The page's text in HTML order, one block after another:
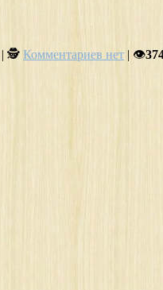
| 🕵 Комментариев нет | 👁